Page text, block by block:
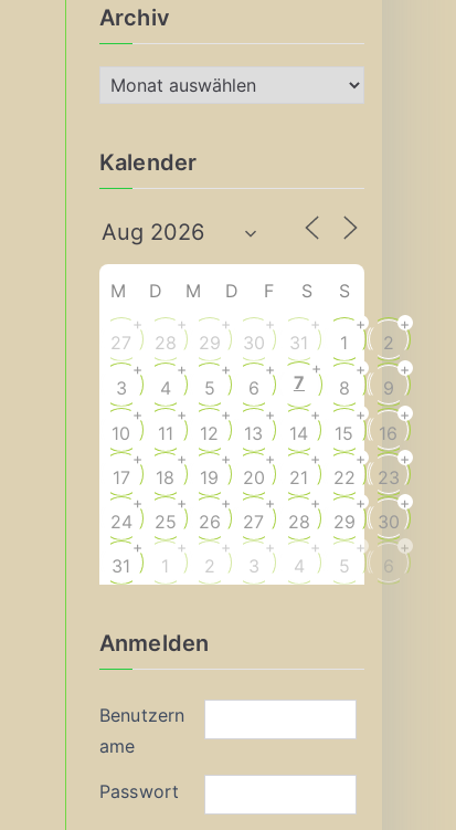
Archiv
r
h
v
Kalender
M D M D F S S
27
+
28
+
29
+
30
+
31
+
1
+
2
+
3
+
4
+
5
+
6
+
7
+
8
+
9
+
10
+
11
+
12
+
13
+
14
+
15
+
16
+
17
+
18
+
19
+
20
+
21
+
22
+
23
+
24
+
25
+
26
+
27
+
28
+
29
+
30
+
31
+
1
+
2
+
3
+
4
+
5
+
6
+
Anmelden
Benutzern
ame
Passwort